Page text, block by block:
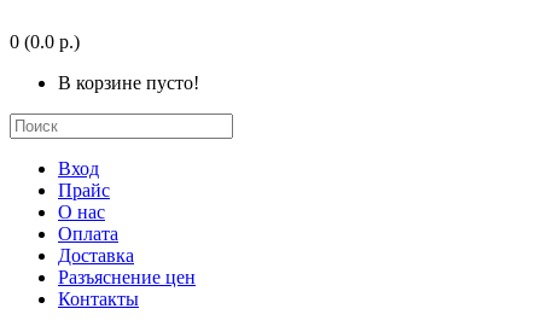
0 (0.0 р.)
В корзине пусто!
Вход
Прайс
О нас
Оплата
Доставка
Разъяснение цен
Контакты